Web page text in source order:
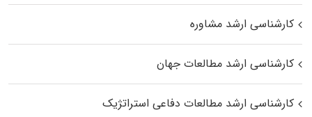
کارشناسی ارشد مشاوره
کارشناسی ارشد مطالعات جهان
کارشناسی ارشد مطالعات دفاعی استراتژیک